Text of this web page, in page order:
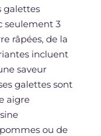
galettes
seulement 3
râpées, de la
incluent
saveur
galettes sont
aigre
ou de